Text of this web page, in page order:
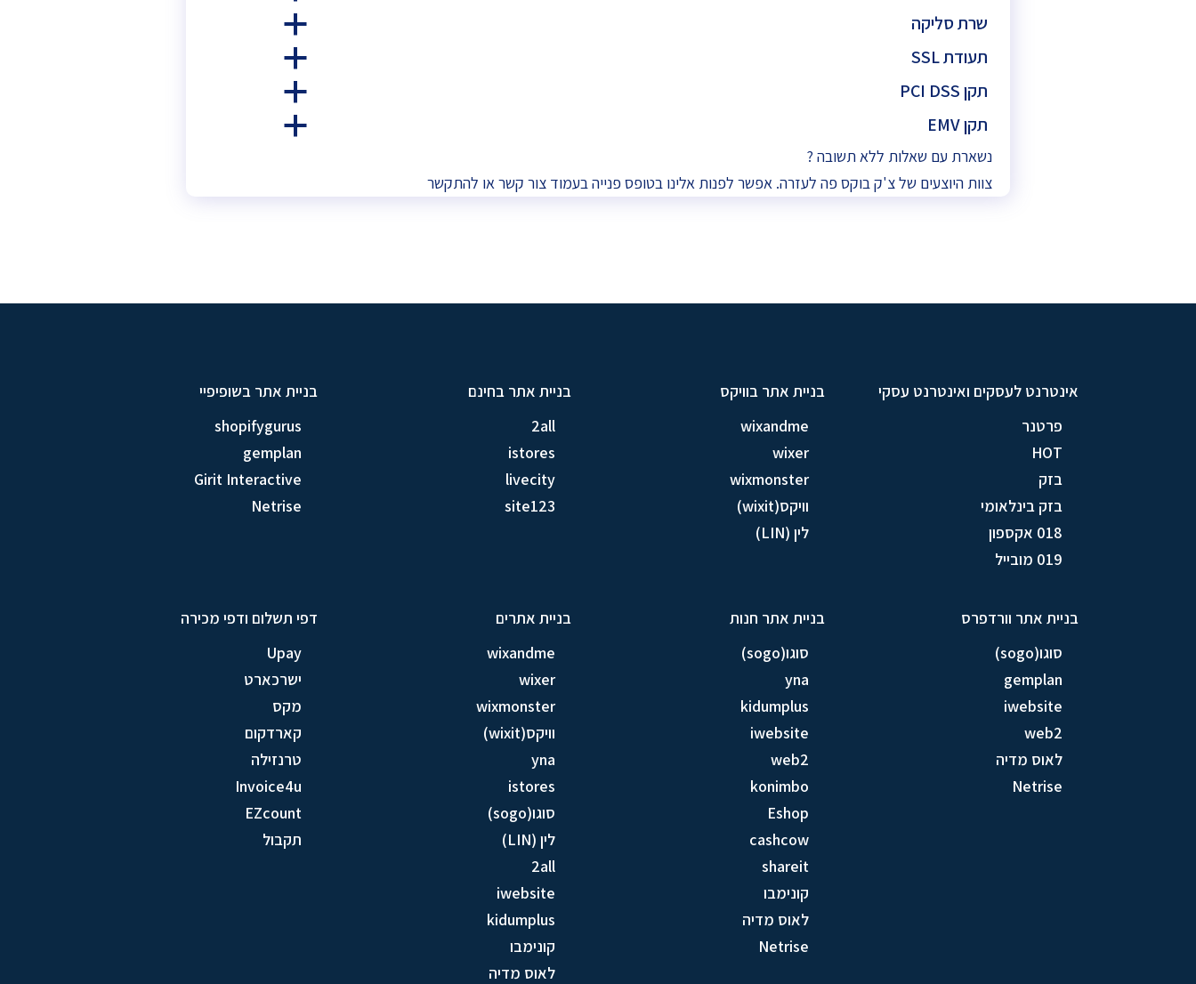
a שרת סליקה
a תעודת SSL
a תקן PCI DSS
a תקן EMV
נשארת עם שאלות ללא תשובה ?
צוות היוצעים של צ'ק בוקס פה לעזרה. אפשר לפנות אלינו בטופס פנייה בעמוד צור קשר או להתקשר
אינטרנט לעסקים ואינטרנט עסקי
פרטנר
HOT
בזק
בזק בינלאומי
018 אקספון
019 מובייל
בניית אתר בוויקס
wixandme
wixer
wixmonster
וויקס(wixit)
לין (LIN)
בניית אתר בחינם
2all
istores
livecity
site123
בניית אתר בשופיפיי
shopifygurus
gemplan
Girit Interactive
Netrise
בניית אתר וורדפרס
סוגו(sogo)
gemplan
iwebsite
web2
לאוס מדיה
Netrise
בניית אתר חנות
סוגו(sogo)
yna
kidumplus
iwebsite
web2
konimbo
Eshop
cashcow
shareit
קונימבו
לאוס מדיה
Netrise
בניית אתרים
wixandme
wixer
wixmonster
וויקס(wixit)
yna
istores
סוגו(sogo)
לין (LIN)
2all
iwebsite
kidumplus
קונימבו
לאוס מדיה
דפי תשלום ודפי מכירה
Upay
ישרכארט
מקס
קארדקום
טרנזילה
Invoice4u
EZcount
תקבול